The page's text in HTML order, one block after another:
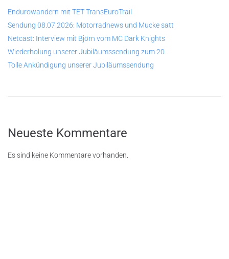
Endurowandern mit TET TransEuroTrail
Sendung 08.07.2026: Motorradnews und Mucke satt
Netcast: Interview mit Björn vom MC Dark Knights
Wiederholung unserer Jubiläumssendung zum 20.
Tolle Ankündigung unserer Jubiläumssendung
Neueste Kommentare
Es sind keine Kommentare vorhanden.